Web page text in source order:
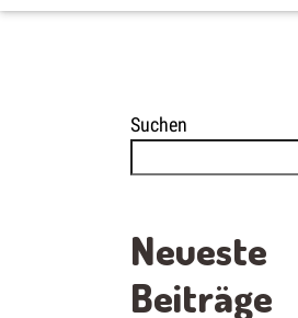
Suchen
Neueste
Beiträge